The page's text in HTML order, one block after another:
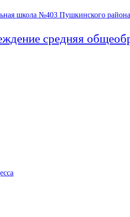
средняя